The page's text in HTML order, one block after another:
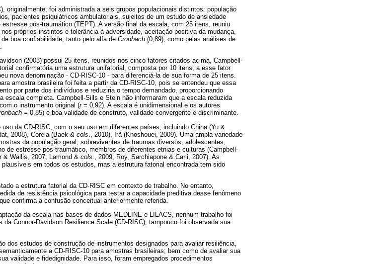
originalmente, foi administrada a seis grupos populacionais distintos: população
pacientes psiquiátricos ambulatoriais, sujeitos de um estudo de ansiedade
pós-traumático (TEPT). A versão final da escala, com 25 itens, reuniu
próprios instintos e tolerância à adversidade, aceitação positiva da mudança,
boa confiabilidade, tanto pelo alfa de Cronbach (0,89), como pelas análises de
(2003) possui 25 itens, reunidos nos cinco fatores citados acima, Campbell-
confirmatória uma estrutura unifatorial, composta por 10 itens; a esse fator
nova denominação - CD-RISC-10 - para diferenciá-la de sua forma de 25 itens.
amostra brasileira foi feita a partir da CD-RISC-10, pois se entendeu que essa
por parte dos indivíduos e reduziria o tempo demandado, proporcionando
escala completa. Campbell-Sills e Stein não informaram que a escala reduzida
o instrumento original (r = 0,92). A escala é unidimensional e os autores
= 0,85) e boa validade de construto, validade convergente e discriminante.
da CD-RISC, com o seu uso em diferentes países, incluindo China (Yu &
2008), Coreia (Baek & cols ., 2010), Irã (Khoshouei, 2009). Uma ampla variedade
da população geral, sobreviventes de traumas diversos, adolescentes,
de estresse pós-traumático, membros de diferentes etnias e culturas (Campbell-
& Wallis, 2007; Lamond & cols ., 2009; Roy, Sarchiapone & Carli, 2007). As
em todos os estudos, mas a estrutura fatorial encontrada tem sido
a estrutura fatorial da CD-RISC em contexto de trabalho. No entanto,
de resistência psicológica para testar a capacidade preditiva desse fenômeno
confirma a confusão conceitual anteriormente referida.
da escala nas bases de dados MEDLINE e LILACS, nenhum trabalho foi
da Connor-Davidson Resilience Scale (CD-RISC), tampouco foi observada sua
dos estudos de construção de instrumentos designados para avaliar resiliência,
a CD-RISC-10 para amostras brasileiras; bem como de avaliar sua
validade e fidedignidade. Para isso, foram empregados procedimentos